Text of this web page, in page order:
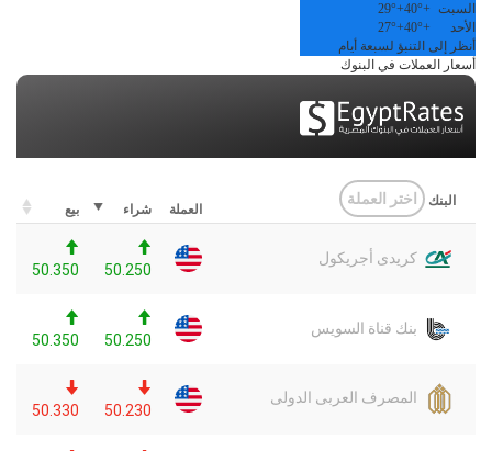
السبت +
40°
+
29°
الأحد
+
40°
+
27°
أنظر إلى التنبؤ لسبعة أيام
أسعار العملات في البنوك